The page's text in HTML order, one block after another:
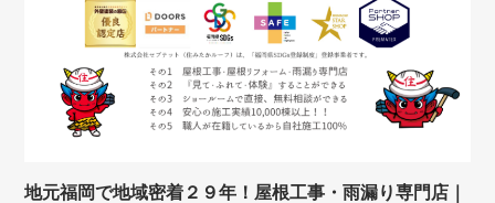
地元福岡で地域密着２９年！屋根工事・雨漏り専門店｜